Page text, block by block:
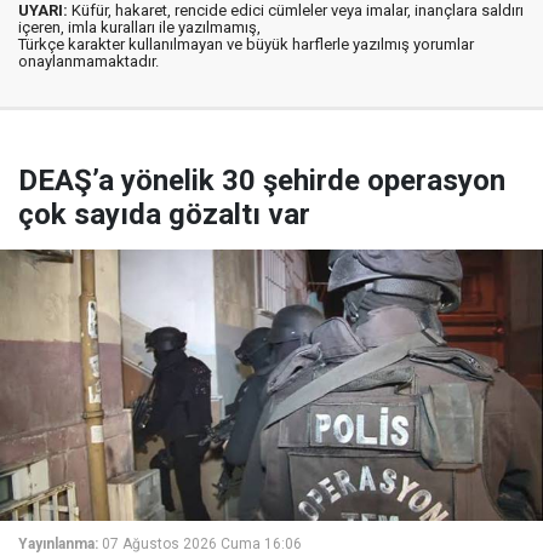
UYARI: Küfür, hakaret, rencide edici cümleler veya imalar, inançlara saldırı
içeren, imla kuralları ile yazılmamış,
Türkçe karakter kullanılmayan ve büyük harflerle yazılmış yorumlar
onaylanmamaktadır.
DEAŞ’a yönelik 30 şehirde operasyon
çok sayıda gözaltı var
Yayınlanma: 07 Ağustos 2026 Cuma 16:06